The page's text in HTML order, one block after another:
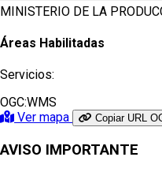
MINISTERIO DE LA
Áreas Habilitadas
Servicios:
OGC:WMS
Ver mapa
Copiar URL
AVISO IMPORTANTE